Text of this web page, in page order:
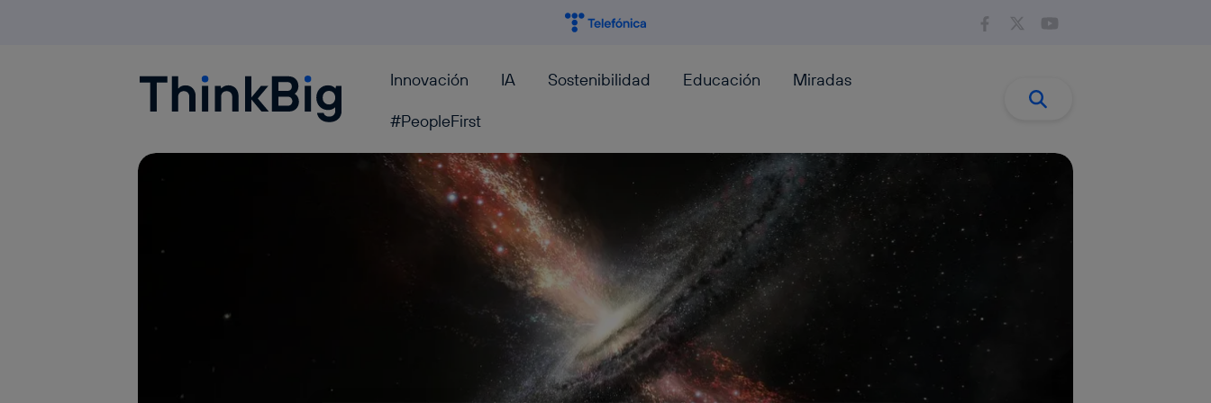
Blogthinkbig.com Innovación IA Sostenibilidad Educación
Miradas
#PeopleFirst
Buscar